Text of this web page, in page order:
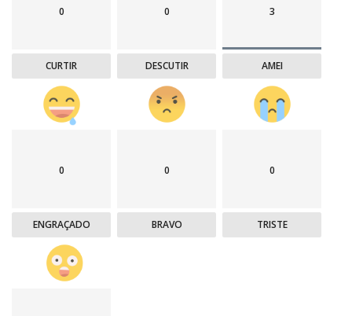
0
CURTIR
0
DESCUTIR
3
AMEI
0
ENGRAÇADO
0
BRAVO
0
TRISTE